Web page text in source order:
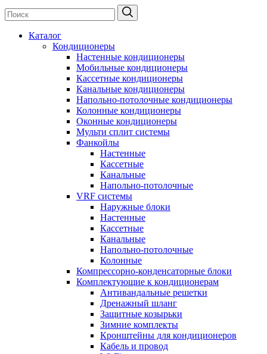
Каталог
Кондиционеры
Настенные кондиционеры
Мобильные кондиционеры
Кассетные кондиционеры
Канальные кондиционеры
Напольно-потолочные кондиционеры
Колонные кондиционеры
Оконные кондиционеры
Мульти сплит системы
Фанкойлы
Настенные
Кассетные
Канальные
Напольно-потолочные
VRF системы
Наружные блоки
Настенные
Кассетные
Канальные
Напольно-потолочные
Колонные
Компрессорно-конденсаторные блоки
Комплектующие к кондиционерам
Антивандальные решетки
Дренажный шланг
Защитные козырьки
Зимние комплекты
Кронштейны для кондиционеров
Кабель и провод